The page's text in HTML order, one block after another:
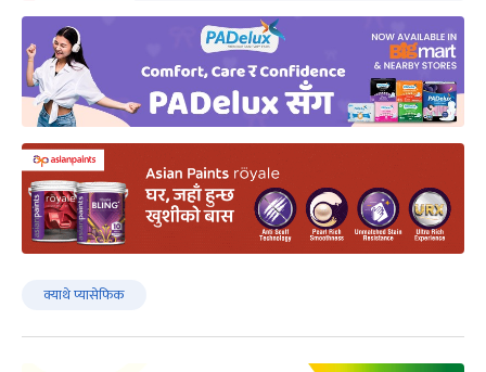
क्याथे प्यासेफिक